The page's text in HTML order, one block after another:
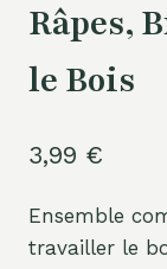
Râpes,
le Bois
3,99 €
Ensemble
travailler le